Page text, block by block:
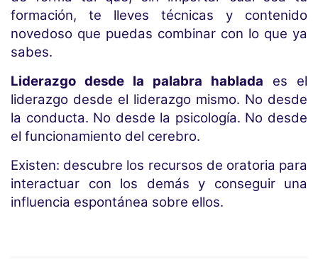
formación, te lleves técnicas y contenido
novedoso que puedas combinar con lo que ya
sabes.
Liderazgo desde la palabra hablada es el
liderazgo desde el liderazgo mismo. No desde
la conducta. No desde la psicología. No desde
el funcionamiento del cerebro.
Existen: descubre los recursos de oratoria para
interactuar con los demás y conseguir una
influencia espontánea sobre ellos.